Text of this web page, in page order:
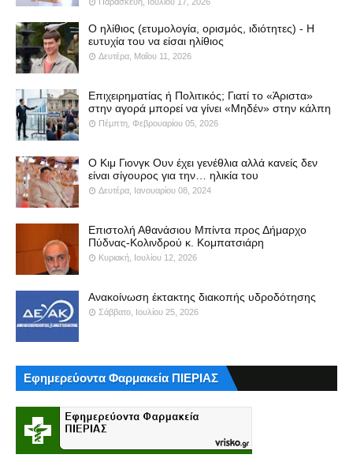
Ο ηλίθιος (ετυμολογία, ορισμός, ιδιότητες) - Η
ευτυχία του να είσαι ηλίθιος
Δευτέρα, Μαΐου 11, 2026
Επιχειρηματίας ή Πολιτικός; Γιατί το «Άριστα»
στην αγορά μπορεί να γίνει «Μηδέν» στην κάλπη
Πέμπτη, Φεβρουαρίου 05, 2026
Ο Κιμ Γιονγκ Ουν έχει γενέθλια αλλά κανείς δεν
είναι σίγουρος για την… ηλικία του
Δευτέρα, Ιανουαρίου 08, 2024
Επιστολή Αθανάσιου Μπίντα προς Δήμαρχο
Πύδνας-Κολινδρού κ. Κομπατσιάρη
Κυριακή, Ιουλίου 12, 2026
Ανακοίνωση έκτακτης διακοπής υδροδότησης
Σάββατο, Ιουλίου 25, 2026
Εφημερεύοντα Φαρμακεία ΠΙΕΡΙΑΣ